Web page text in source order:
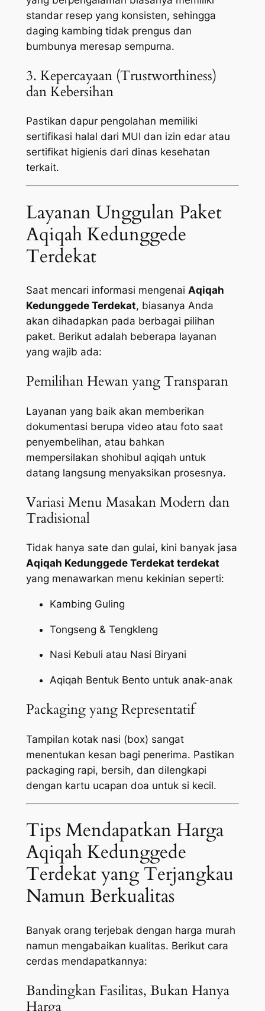
standar resep yang konsisten, sehingga
daging kambing tidak prengus dan
bumbunya meresap sempurna.
3. Kepercayaan (Trustworthiness)
dan Kebersihan
Pastikan dapur pengolahan memiliki
sertifikasi halal dari MUI dan izin edar atau
sertifikat higienis dari dinas kesehatan
terkait.
Layanan Unggulan Paket
Aqiqah Kedunggede
Terdekat
Saat mencari informasi mengenai Aqiqah
Kedunggede Terdekat, biasanya Anda
akan dihadapkan pada berbagai pilihan
paket. Berikut adalah beberapa layanan
yang wajib ada:
Pemilihan Hewan yang Transparan
Layanan yang baik akan memberikan
dokumentasi berupa video atau foto saat
penyembelihan, atau bahkan
mempersilakan shohibul aqiqah untuk
datang langsung menyaksikan prosesnya.
Variasi Menu Masakan Modern dan
Tradisional
Tidak hanya sate dan gulai, kini banyak jasa
Aqiqah Kedunggede Terdekat terdekat
yang menawarkan menu kekinian seperti:
Kambing Guling
Tongseng & Tengkleng
Nasi Kebuli atau Nasi Biryani
Aqiqah Bentuk Bento untuk anak-anak
Packaging yang Representatif
Tampilan kotak nasi (box) sangat
menentukan kesan bagi penerima. Pastikan
packaging rapi, bersih, dan dilengkapi
dengan kartu ucapan doa untuk si kecil.
Tips Mendapatkan Harga
Aqiqah Kedunggede
Terdekat yang Terjangkau
Namun Berkualitas
Banyak orang terjebak dengan harga murah
namun mengabaikan kualitas. Berikut cara
cerdas mendapatkannya:
Bandingkan Fasilitas, Bukan Hanya
Harga